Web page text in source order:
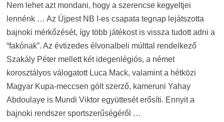
Nem lehet azt mondani, hogy a szerencse kegyeltjei
lennénk … Az Újpest NB I-es csapata tegnap lejátszotta
bajnoki mérkőzését, így több játékost is vissza tudott adni a
“fakónak”. Az évtizedes élvonalbeli múlttal rendelkező
Szakály Péter mellett két idegenlégiós, a német
korosztályos válogatott Luca Mack, valamint a hétközi
Magyar Kupa-meccsen gólt szerző, kameruni Yahay
Abdoulaye is Mundi Viktor együttesét erősíti. Ennyit a
bajnoki rendszer sportszerűségéről …